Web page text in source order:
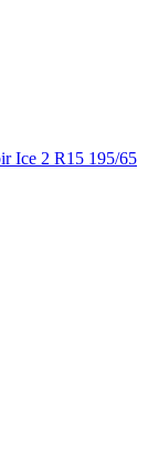
Ice 2 R15 195/65